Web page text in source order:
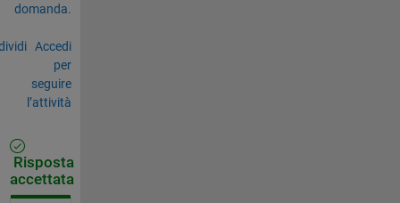
domanda.
Accedi
per
seguire
l’attività
Risposta
accettata